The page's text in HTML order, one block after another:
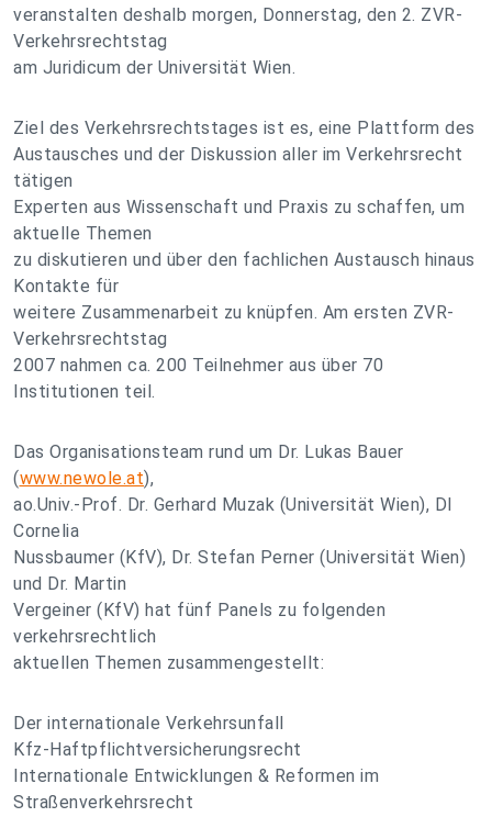
veranstalten deshalb morgen, Donnerstag, den 2. ZVR-
Verkehrsrechtstag
am Juridicum der Universität Wien.
Ziel des Verkehrsrechtstages ist es, eine Plattform des
Austausches und der Diskussion aller im Verkehrsrecht
tätigen
Experten aus Wissenschaft und Praxis zu schaffen, um
aktuelle Themen
zu diskutieren und über den fachlichen Austausch hinaus
Kontakte für
weitere Zusammenarbeit zu knüpfen. Am ersten ZVR-
Verkehrsrechtstag
2007 nahmen ca. 200 Teilnehmer aus über 70
Institutionen teil.
Das Organisationsteam rund um Dr. Lukas Bauer
(www.newole.at),
ao.Univ.-Prof. Dr. Gerhard Muzak (Universität Wien), DI
Cornelia
Nussbaumer (KfV), Dr. Stefan Perner (Universität Wien)
und Dr. Martin
Vergeiner (KfV) hat fünf Panels zu folgenden
verkehrsrechtlich
aktuellen Themen zusammengestellt:
Der internationale Verkehrsunfall
Kfz-Haftpflichtversicherungsrecht
Internationale Entwicklungen & Reformen im
Straßenverkehrsrecht